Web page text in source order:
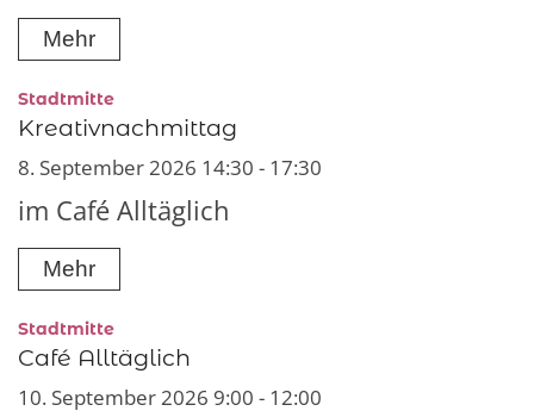
Mehr
Stadtmitte:
Kreativnachmittag
8. September 2026 14:30 - 17:30
im Café Alltäglich
Mehr
Stadtmitte:
Café Alltäglich
10. September 2026 9:00 - 12:00